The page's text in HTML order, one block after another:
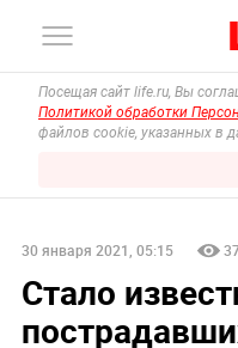
Посещая сайт life.ru, Вы
Политикой обработки
файлов cookie, указанных в
30 января 2021, 05:15
Стало